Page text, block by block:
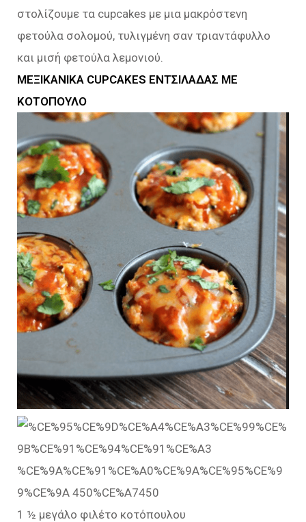
στολίζουμε τα cupcakes με μια μακρόστενη
φετούλα σολομού, τυλιγμένη σαν τριαντάφυλλο
και μισή φετούλα λεμονιού.
ΜΕΞΙΚΑΝΙΚΑ CUPCAKES ΕΝΤΣΙΛΑΔΑΣ ΜΕ
ΚΟΤΟΠΟΥΛΟ
1 ½ μεγάλο φιλέτο κοτόπουλου